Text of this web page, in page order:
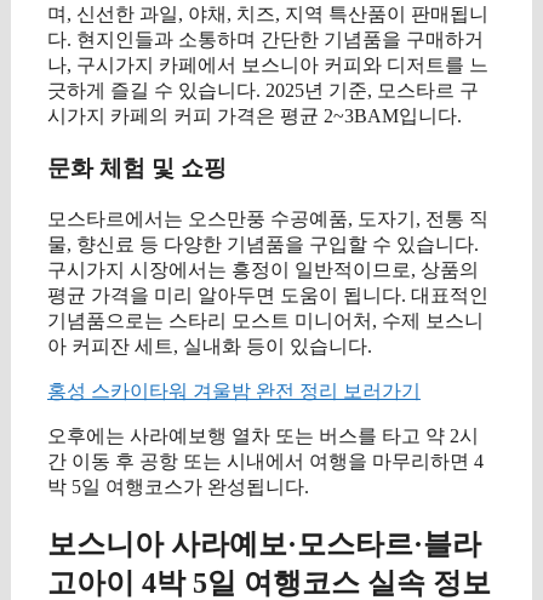
며, 신선한 과일, 야채, 치즈, 지역 특산품이 판매됩니
다. 현지인들과 소통하며 간단한 기념품을 구매하거
나, 구시가지 카페에서 보스니아 커피와 디저트를 느
긋하게 즐길 수 있습니다. 2025년 기준, 모스타르 구
시가지 카페의 커피 가격은 평균 2~3BAM입니다.
문화 체험 및 쇼핑
모스타르에서는 오스만풍 수공예품, 도자기, 전통 직
물, 향신료 등 다양한 기념품을 구입할 수 있습니다.
구시가지 시장에서는 흥정이 일반적이므로, 상품의
평균 가격을 미리 알아두면 도움이 됩니다. 대표적인
기념품으로는 스타리 모스트 미니어처, 수제 보스니
아 커피잔 세트, 실내화 등이 있습니다.
홍성 스카이타워 겨울밤 완전 정리 보러가기
오후에는 사라예보행 열차 또는 버스를 타고 약 2시
간 이동 후 공항 또는 시내에서 여행을 마무리하면 4
박 5일 여행코스가 완성됩니다.
보스니아 사라예보·모스타르·블라
고아이 4박 5일 여행코스 실속 정보